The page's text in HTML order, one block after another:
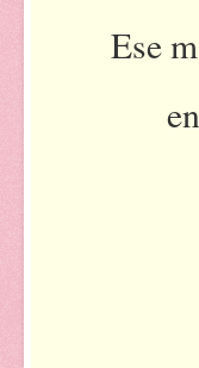
Ese